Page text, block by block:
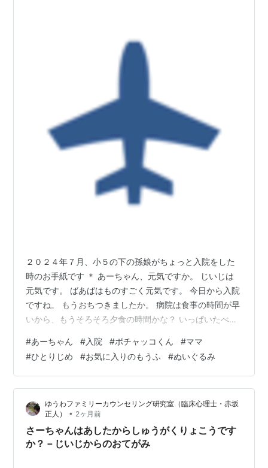
２０２４年７月、小５の下の孫娘がちょっと入院をした
時のお手紙です ＊ あーちゃん、元気ですか。 じいじは
元気です。 ばあばはものすごく元気です。 今日から入院
ですね。 もうおちつきましたか。 病院は食事の時間が早
いから、もうそろそろ夕食の時間かな？ いっぱいたべ
ャッコくんはさすがに持っていけなかったのかな？ だい
じょうぶかな？ でも、やさしいママをひとりじめでき
て、いいですね。 せっかくだから、いっぱい甘えてくだ
さい。 おみまいのいろえんぴつとらくがきちょうを買っ
てあるので、たのしみにしていてください。 がんばって
ね。 にいがたのじいじより…
#あーちゃん #入院 #ポチャッコくん #ママ
#ひとりじめ #お気に入りのもうふ #ぬいぐるみ
ゆうわファミリーカウンセリング研究室（臨床心理士・赤坂
正人）
• 2ヶ月前
さーちゃんはあしたからしゅうがくりょこうです
か？－じいじからのおてがみ